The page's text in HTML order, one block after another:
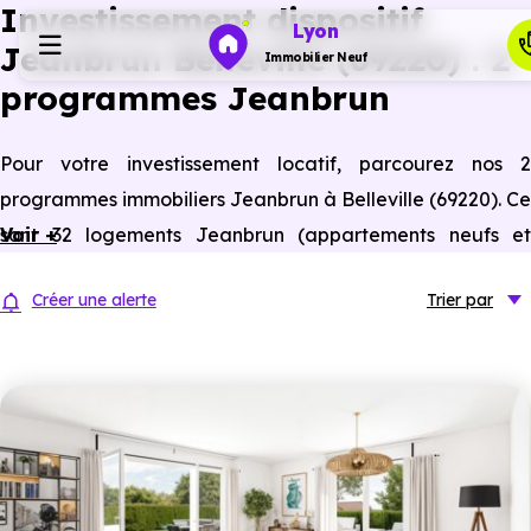
Lyon
Immobilier Neuf
Investir
Ressources
Financer
Investissement dispositif
Jeanbrun Belleville (69220) : 2
programmes Jeanbrun
Pour votre investissement locatif, parcourez nos 2
programmes immobiliers Jeanbrun à Belleville (69220). Ce
sont 32 logements Jeanbrun (appartements neufs et
du bailleur privé.
Voir +
Créer une alerte Trier par